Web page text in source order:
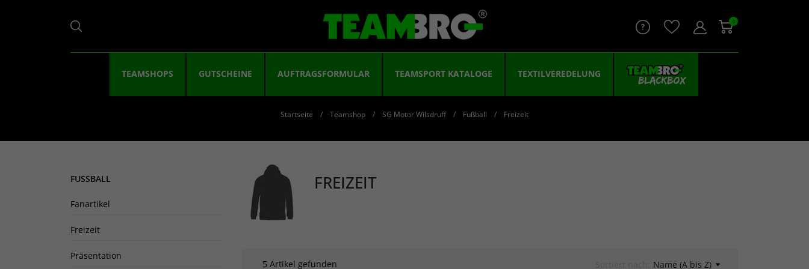
0
TEAMSHOPS GUTSCHEINE AUFTRAGSFORMULAR TEAMSPORT KATALOGE TEXTILVEREDELUNG
Startseite Teamshop SG Motor Wilsdruff Fußball Freizeit
FUSSBALL
Fanartikel
Freizeit
Präsentation
FREIZEIT
5 Artikel gefunden
Name (A bis Z)